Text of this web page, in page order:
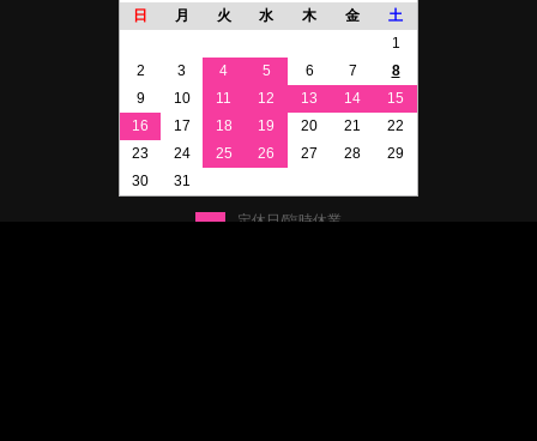
日
月 火 水 木 金
土
1
2
3 4 5 6 7
8
9
10 11 12 13 14
15
16
17 18 19 20 21
22
23
24 25 26 27 28
29
30
31
定休日/臨時休業